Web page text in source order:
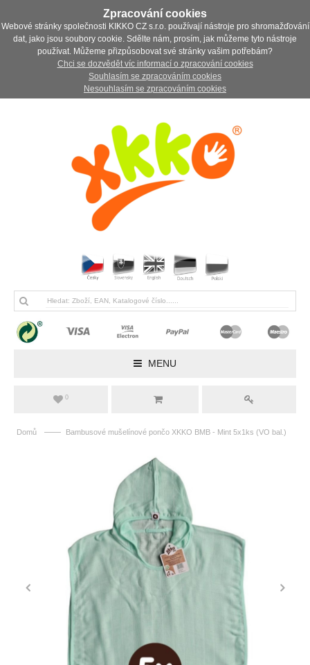
Zpracování cookies
Webové stránky společnosti KIKKO CZ s.r.o. používají nástroje pro shromažďování
dat, jako jsou soubory cookie. Sdělte nám, prosím, jak můžeme tyto nástroje
používat. Můžeme přizpůsobovat své stránky vašim potřebám?
Chci se dozvědět víc informací o zpracování cookies
Souhlasím se zpracováním cookies
Nesouhlasím se zpracováním cookies
MENU
0
Domů —— Bambusové mušelínové pončo XKKO BMB - Mint 5x1ks (VO bal.)